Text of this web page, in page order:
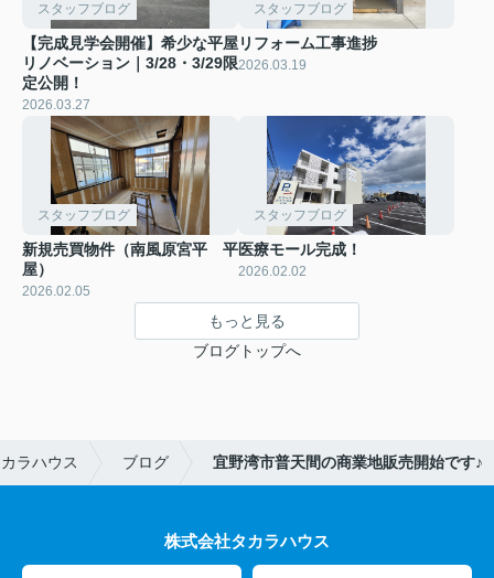
スタッフブログ
【完成見学会開催】希少な平屋
リノベーション｜3/28・3/29限
定公開！
2026.03.27
スタッフブログ
リフォーム工事進捗
2026.03.19
スタッフブログ
新規売買物件（南風原宮平 平
屋）
2026.02.05
スタッフブログ
医療モール完成！
2026.02.02
もっと見る
ブログトップへ
ラハウス ブログ 宜野湾市普天間の商業地販売開始です♪
株式会社タカラハウス